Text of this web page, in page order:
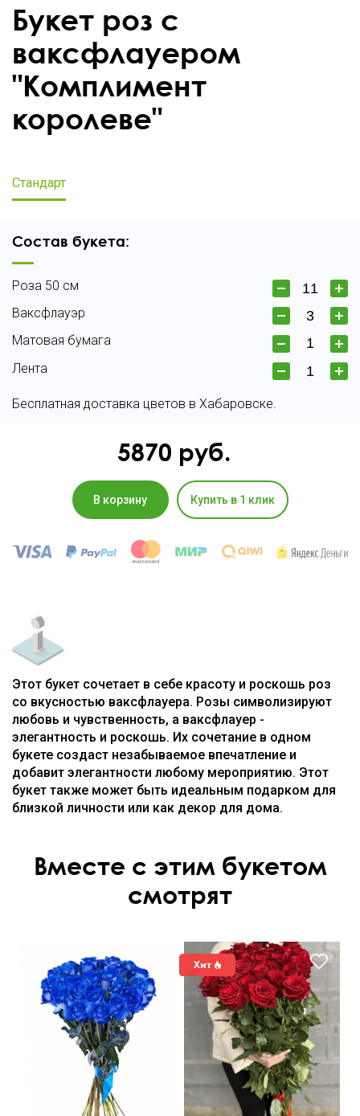
Букет роз с
ваксфлауером
"Комплимент
королеве"
Стандарт
Состав букета:
Роза 50 см
Ваксфлауэр
Матовая бумага
Лента
Бесплатная доставка цветов в Хабаровске.
5870 руб.
В корзину Купить в 1 клик
Этот букет сочетает в себе красоту и роскошь роз
со вкусностью ваксфлауера. Розы символизируют
любовь и чувственность, а ваксфлауер -
элегантность и роскошь. Их сочетание в одном
букете создаст незабываемое впечатление и
добавит элегантности любому мероприятию. Этот
букет также может быть идеальным подарком для
близкой личности или как декор для дома.
Вместе с этим букетом
смотрят